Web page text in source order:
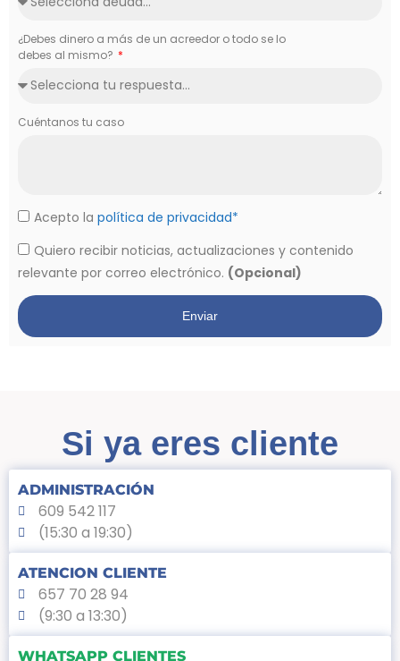
¿Debes dinero a más de un acreedor o todo se lo
debes al mismo?
Cuéntanos tu caso
Acepto la política de privacidad*
Quiero recibir noticias, actualizaciones y contenido
relevante por correo electrónico. (Opcional)
Enviar
Si ya eres cliente
ADMINISTRACIÓN
609 542 117
(15:30 a 19:30)
ATENCION CLIENTE
657 70 28 94
(9:30 a 13:30)
WHATSAPP CLIENTES